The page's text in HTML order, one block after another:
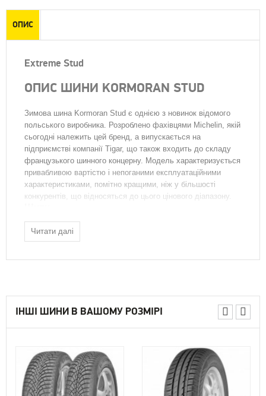
ОПИС
Extreme Stud
ОПИС ШИНИ KORMORAN STUD
Зимова шина Kormoran Stud є однією з новинок відомого
польського виробника. Розроблено фахівцями Michelin, якій
сьогодні належить цей бренд, а випускається на
підприємстві компанії Tigar, що також входить до складу
французького шинного концерну. Модель характеризується
привабливою вартістю і непоганими експлуатаційними
характеристиками, помітно кращими, ніж у більшості
конкурентів, що відносяться до цього цінового діапазону.
умовах. При цьому використовується повністю
їх установки. При цьому самі сталеві елементи виготовлені
Схема розташування шипів була розроблена з
використанням технологій компютерного моделювання. У
процесі руху ними утворюється шість безперервних рядів,
У більшості типорозмірів протектор шини має більш ніж
девятьма десятками шипів. Це дозволяє їй демонструвати
на слизькому покритті зчеплення і керованість, які можна
назвати відмінними.
Читати далі
ІНШІ ШИНИ В ВАШОМУ РОЗМІРІ